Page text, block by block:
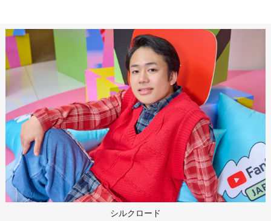
シルクロード